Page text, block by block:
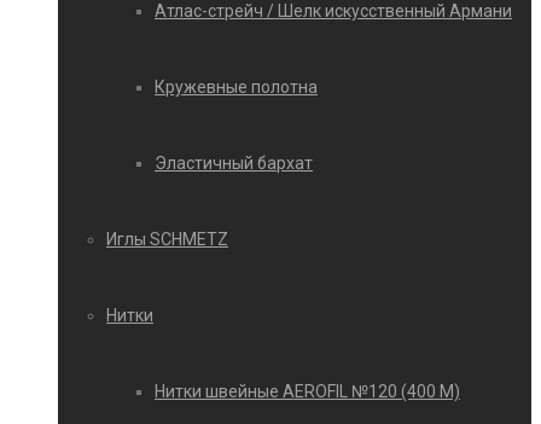
Атлас-стрейч / Шелк искусственный Армани
Кружевные полотна
Эластичный бархат
Иглы SCHMETZ
Нитки
Нитки швейные AEROFIL №120 (400 М)